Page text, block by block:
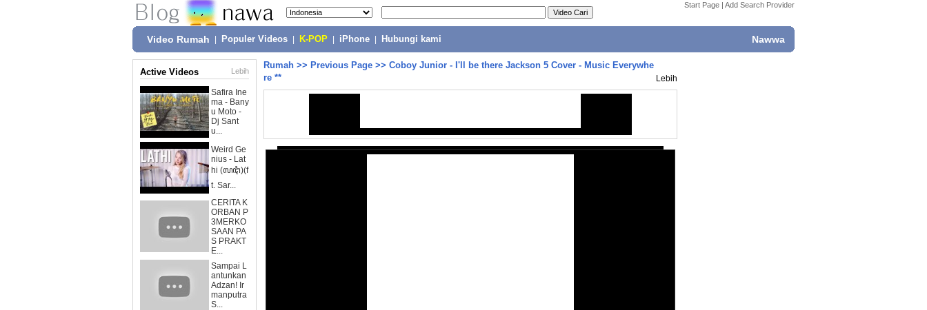
Start Page | Add Search Provider
Video Rumah Populer Videos K-POP iPhone Hubungi kami Nawwa
Active Videos Lebih
Safira Ine
ma - Bany
u Moto -
Dj Sant
u...
Weird Ge
nius - Lat
hi (ꦭꦛꦶ)(f
t. Sar...
CERITA K
ORBAN P
3MERKO
SAAN PA
S PRAKT
E...
Sampai L
antunkan
Adzan! Ir
manputra
S...
Rumah >> Previous Page >> Coboy Junior - I'll be there Jackson 5 Cover - Music Everywhe
re **
Lebih